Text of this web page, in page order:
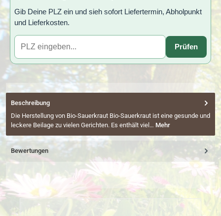
Gib Deine PLZ ein und sieh sofort Liefertermin, Abholpunkt
und Lieferkosten.
Prüfen
Beschreibung
Die Herstellung von Bio-Sauerkraut Bio-Sauerkraut ist eine gesunde und
leckere Beilage zu vielen Gerichten. Es enthält viel… Mehr
Bewertungen